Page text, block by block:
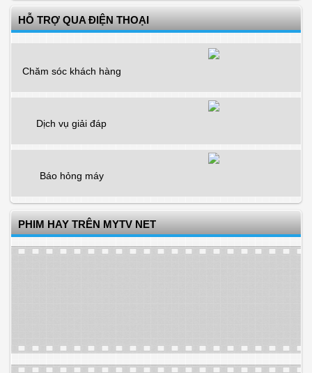
HỖ TRỢ QUA ĐIỆN THOẠI
Chăm sóc khách hàng
Dịch vụ giải đáp
Báo hỏng máy
PHIM HAY TRÊN MYTV NET